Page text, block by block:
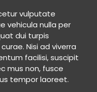
vulputate
vehicula nulla per
dui turpis
Nisi ad viverra
facilisi, suscipit
mus non, fusce
tempor laoreet.